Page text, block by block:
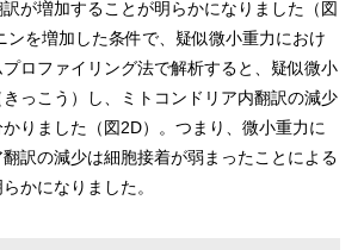
が増加することが明らかになりました（図
ンを増加した条件で、疑似微小重力におけ
ロファイリング法で解析すると、疑似微小
っこう）し、ミトコンドリア内翻訳の減少
りました（図2D）。つまり、微小重力に
訳の減少は細胞接着が弱まったことによる
かになりました。